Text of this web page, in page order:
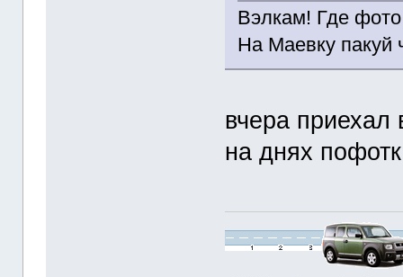
Вэлкам! Где
На Маевку
вчера приехал
на днях